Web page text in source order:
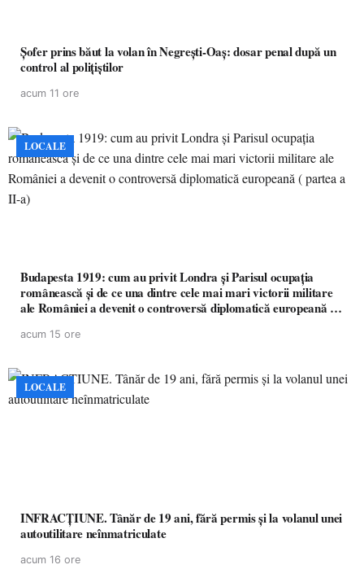
Șofer prins băut la volan în Negrești-Oaș: dosar penal după un
control al polițiștilor
acum 11 ore
LOCALE
Budapesta 1919: cum au privit Londra și Parisul ocupația
românească și de ce una dintre cele mai mari victorii militare
ale României a devenit o controversă diplomatică europeană (
acum 15 ore
LOCALE
INFRACȚIUNE. Tânăr de 19 ani, fără permis și la volanul unei
autoutilitare neînmatriculate
acum 16 ore